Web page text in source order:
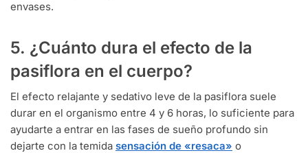
envases.
5. ¿Cuánto dura el efecto de la
pasiflora en el cuerpo?
El efecto relajante y sedativo leve de la pasiflora suele
durar en el organismo entre 4 y 6 horas, lo suficiente para
ayudarte a entrar en las fases de sueño profundo sin
dejarte con la temida sensación de «resaca» o